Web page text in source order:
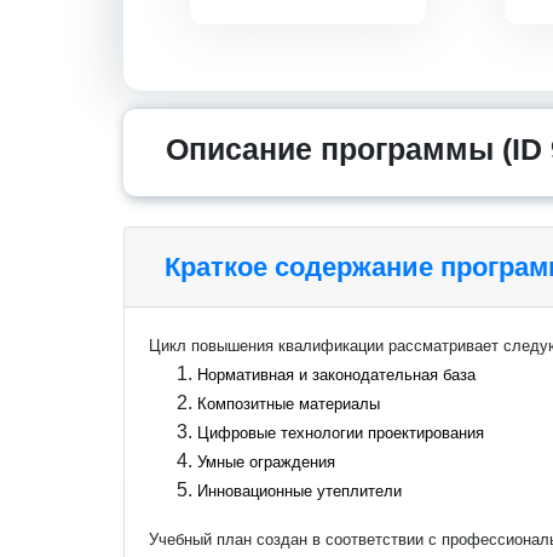
Описание программы
Краткое содержание
Цикл повышения квалификации рассматривает
Нормативная и законодательная база
Композитные материалы
Цифровые технологии проектирования
Умные ограждения
Инновационные утеплители
Учебный план создан в соответствии с